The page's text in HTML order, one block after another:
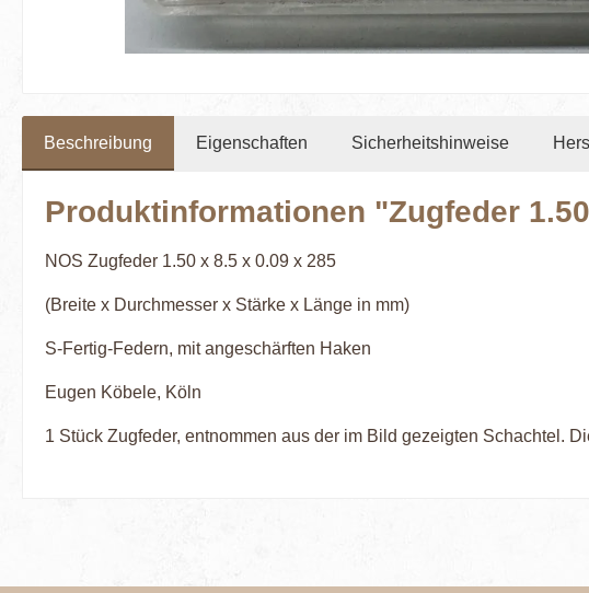
Beschreibung Eigenschaften Sicherheitshinweise
Produktinformationen "Zugfeder
NOS Zugfeder 1.50 x 8.5 x 0.09 x 285
(Breite x Durchmesser x Stärke x Länge in mm)
S-Fertig-Federn, mit angeschärften Haken
Eugen Köbele, Köln
1 Stück Zugfeder, entnommen aus der im Bild gezeigten Schachtel.